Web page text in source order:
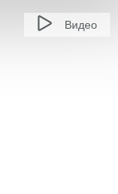
Видео